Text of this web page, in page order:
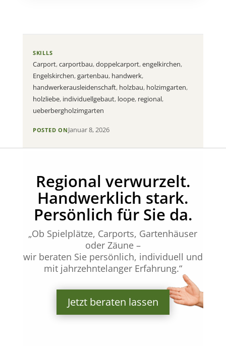
SKILLS
Carport,carportbau,doppelcarport,engelkirchen,
Engelskirchen,gartenbau, handwerk,
handwerkerausleidenschaft, holzbau, holzimgarten,
holzliebe, individuellgebaut, loope, regional,
ueberbergholzimgarten
POSTED ON Januar 8, 2026
Regional verwurzelt.
Handwerklich stark.
Persönlich für Sie da.
„Ob Spielplätze, Carports, Gartenhäuser
oder Zäune –
wir beraten Sie persönlich, individuell und
mit jahrzehntelanger Erfahrung.“
Jetzt beraten lassen